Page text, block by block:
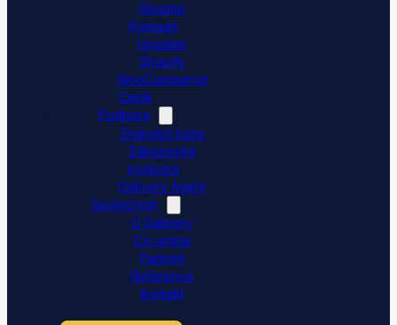
Shoptet
Premium
Upgates
Shopify
WooCommerce
Ceník
Podpora
Znalostní báze
Zákaznická
podpora
Dativery Agent
Společnost
O Dativery
Co umíme
Partneři
Reference
Kontakt